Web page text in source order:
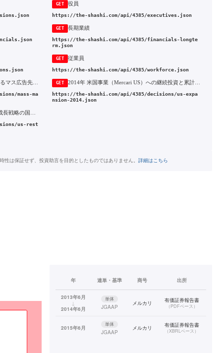
GET 役員
https://the-shashi.com/api/4385/executives.json
GET 長期業績
https://the-shashi.com/api/4385/financials-longte
rm.json
GET 従業員
https://the-shashi.com/api/4385/workforce.json
mass-ma
GET 2014年 米国事業（Mercari US）への継続投資と累計約181億円の評価損
https://the-shashi.com/api/4385/decisions/us-expa
nsion-2014.json
us-rest
性は保証せず、投資助言を目的としたものではありません。 詳細はこちら
年 連単・基準 商号 出所
2013年6月
↓
2014年6月
単体
JGAAP
メルカリ 有価証券報告書
（PDFベース ）
2015年6月
単体
JGAAP
メルカリ 有価証券報告書
（XBRLベース ）